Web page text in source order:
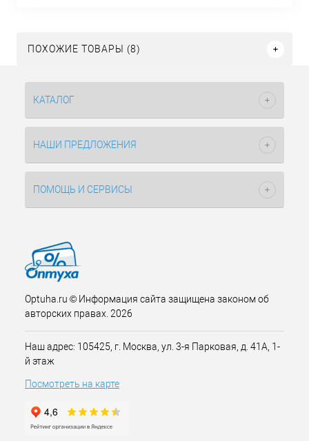
ПОХОЖИЕ ТОВАРЫ (8)
КАТАЛОГ
НАШИ ПРЕДЛОЖЕНИЯ
ПОМОЩЬ И СЕРВИСЫ
Optuha.ru © Информация сайта защищена законом об
авторских правах. 2026
Наш адрес: 105425, г. Москва, ул. 3-я Парковая, д. 41А, 1-
й этаж
Посмотреть на карте